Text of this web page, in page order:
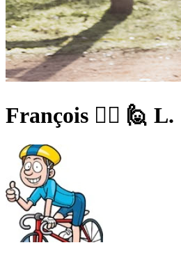
François 🚴‍♂️ 🙋 L.